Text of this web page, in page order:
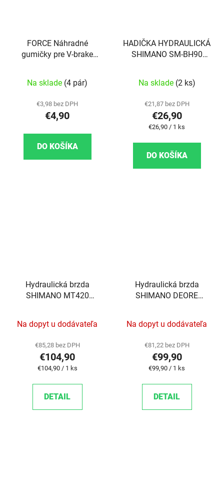
FORCE Náhradné
gumičky pre V-brake
Na sklade (4 pár)
€3,98 bez DPH
€4,90
DO KOŠÍKA
HADIČKA HYDRAULICKÁ
SHIMANO SM-BH90
Na sklade (2 ks)
€21,87 bez DPH
€26,90
Jednotková cena:
€26,90 / 1 ks
DO KOŠÍKA
Hydraulická brzda
SHIMANO MT420
MOUNT 1000MM
Na dopyt u dodávateľa
€85,28 bez DPH
€104,90
Jednotková cena:
€104,90 / 1 ks
DETAIL
Hydraulická brzda
SHIMANO DEORE
HAD.+PLAT. G03S
Na dopyt u dodávateľa
€81,22 bez DPH
€99,90
Jednotková cena:
€99,90 / 1 ks
DETAIL